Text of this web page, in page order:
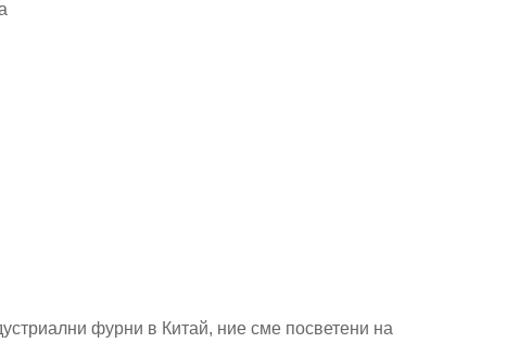
фурни в Китай, ние сме посветени на